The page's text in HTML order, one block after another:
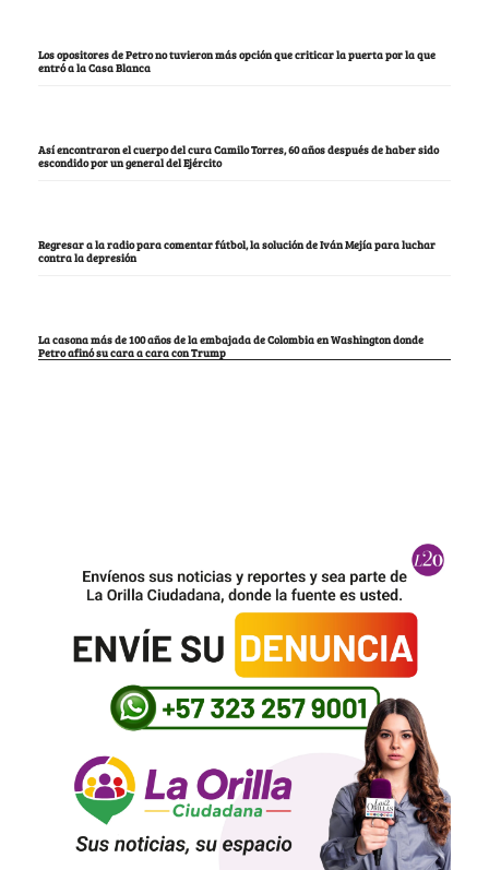
Los opositores de Petro no tuvieron más opción que criticar la puerta por la que
entró a la Casa Blanca
Así encontraron el cuerpo del cura Camilo Torres, 60 años después de haber sido
escondido por un general del Ejército
Regresar a la radio para comentar fútbol, la solución de Iván Mejía para luchar
contra la depresión
La casona más de 100 años de la embajada de Colombia en Washington donde
Petro afinó su cara a cara con Trump